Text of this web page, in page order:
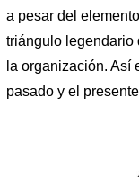
a pesar del
triángulo legendario
la organización. Así
pasado y el